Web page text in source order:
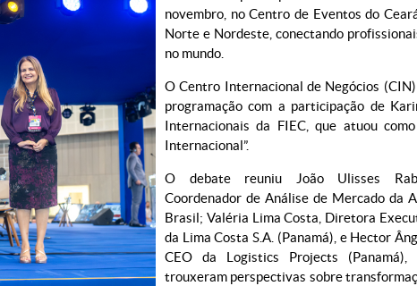
novembro, no Centro de Eventos do
Norte e Nordeste, conectando
no mundo.
O Centro Internacional de Negócios
programação com a participação de
Internacionais da FIEC, que atuou
Internacional”.
O debate reuniu João Ulisses
Coordenador de Análise de Mercado da
Brasil; Valéria Lima Costa, Diretora
da Lima Costa S.A. (Panamá), e Hector
CEO da Logistics Projects (Panamá),
trouxeram perspectivas sobre